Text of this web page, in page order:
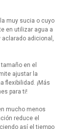
muy sucia o cuyo
en utilizar agua a
aclarado adicional,
en el
ajustar la
flexibilidad. ¡Más
para ti!
mucho menos
reduce el
así el tiempo